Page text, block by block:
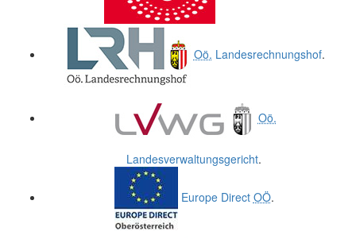
Oö. Landesrechnungshof.
Oö.
Landesverwaltungsgericht.
Europe Direct OÖ.